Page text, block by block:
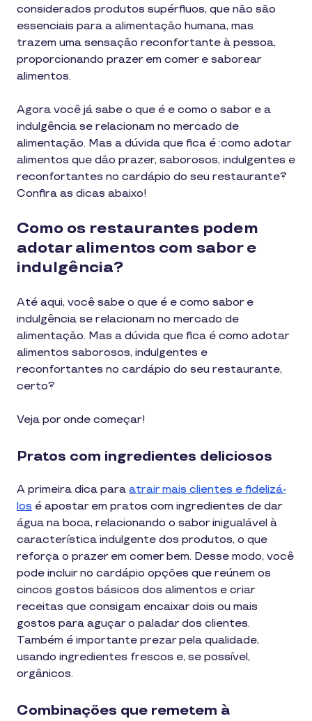
considerados produtos supérfluos, que não são
essenciais para a alimentação humana, mas
trazem uma sensação reconfortante à pessoa,
proporcionando prazer em comer e saborear
alimentos.
Agora você já sabe o que é e como o sabor e a
indulgência se relacionam no mercado de
alimentação. Mas a dúvida que fica é :como adotar
alimentos que dão prazer, saborosos, indulgentes e
reconfortantes no cardápio do seu restaurante?
Confira as dicas abaixo!
Como os restaurantes podem
adotar alimentos com sabor e
indulgência?
Até aqui, você sabe o que é e como sabor e
indulgência se relacionam no mercado de
alimentação. Mas a dúvida que fica é como adotar
alimentos saborosos, indulgentes e
reconfortantes no cardápio do seu restaurante,
certo?
Veja por onde começar!
Pratos com ingredientes deliciosos
A primeira dica para atrair mais clientes e fidelizá-
los é apostar em pratos com ingredientes de dar
água na boca, relacionando o sabor inigualável à
característica indulgente dos produtos, o que
reforça o prazer em comer bem. Desse modo, você
pode incluir no cardápio opções que reúnem os
cincos gostos básicos dos alimentos e criar
receitas que consigam encaixar dois ou mais
gostos para aguçar o paladar dos clientes.
Também é importante prezar pela qualidade,
usando ingredientes frescos e, se possível,
orgânicos.
Combinações que remetem à